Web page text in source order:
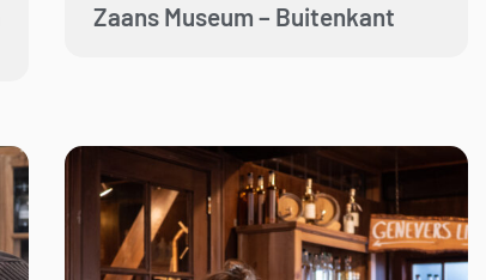
Zaans Museum – Buitenkant